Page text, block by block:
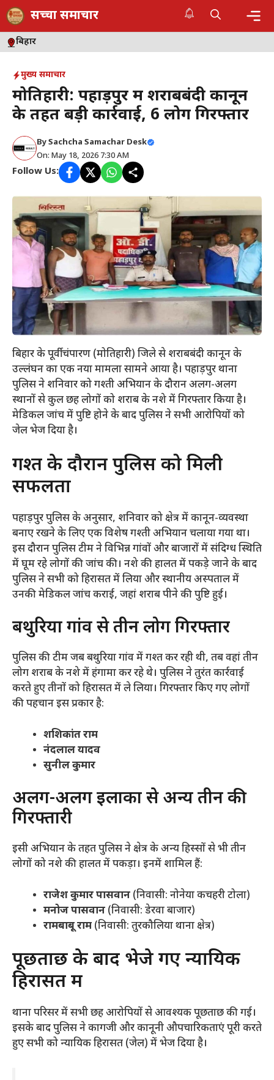
Skip
to
content
सच्चा समाचार
बिहार
मुख्य समाचार
मोतिहारी: पहाड़पुर में शराबबंदी कानून
के तहत बड़ी कार्रवाई, 6 लोग गिरफ्तार
BySachcha Samachar Desk
On: May 18, 2026 7:30 AM
Follow Us:
बिहार के पूर्वी चंपारण (मोतिहारी) जिले से शराबबंदी कानून के
उल्लंघन का एक नया मामला सामने आया है। पहाड़पुर थाना
पुलिस ने शनिवार को गश्ती अभियान के दौरान अलग-अलग
स्थानों से कुल छह लोगों को शराब के नशे में गिरफ्तार किया है।
मेडिकल जांच में पुष्टि होने के बाद पुलिस ने सभी आरोपियों को
जेल भेज दिया है।
​गश्त के दौरान पुलिस को मिली
सफलता
​पहाड़पुर पुलिस के अनुसार, शनिवार को क्षेत्र में कानून-व्यवस्था
बनाए रखने के लिए एक विशेष गश्ती अभियान चलाया गया था।
इस दौरान पुलिस टीम ने विभिन्न गांवों और बाजारों में संदिग्ध स्थिति
में घूम रहे लोगों की जांच की। नशे की हालत में पकड़े जाने के बाद
पुलिस ने सभी को हिरासत में लिया और स्थानीय अस्पताल में
उनकी मेडिकल जांच कराई, जहां शराब पीने की पुष्टि हुई।
​बथुरिया गांव से तीन लोग गिरफ्तार
​पुलिस की टीम जब बथुरिया गांव में गश्त कर रही थी, तब वहां तीन
लोग शराब के नशे में हंगामा कर रहे थे। पुलिस ने तुरंत कार्रवाई
करते हुए तीनों को हिरासत में ले लिया। गिरफ्तार किए गए लोगों
की पहचान इस प्रकार है:
शशिकांत राम
नंदलाल यादव
सुनील कुमार
​अलग-अलग इलाकों से अन्य तीन की
गिरफ्तारी
​इसी अभियान के तहत पुलिस ने क्षेत्र के अन्य हिस्सों से भी तीन
लोगों को नशे की हालत में पकड़ा। इनमें शामिल हैं:
राजेश कुमार पासवान (निवासी: नोनेया कचहरी टोला)
मनोज पासवान (निवासी: डेरवा बाजार)
रामबाबू राम (निवासी: तुरकौलिया थाना क्षेत्र)
​पूछताछ के बाद भेजे गए न्यायिक
हिरासत में
​थाना परिसर में सभी छह आरोपियों से आवश्यक पूछताछ की गई।
इसके बाद पुलिस ने कागजी और कानूनी औपचारिकताएं पूरी करते
हुए सभी को न्यायिक हिरासत (जेल) में भेज दिया है।